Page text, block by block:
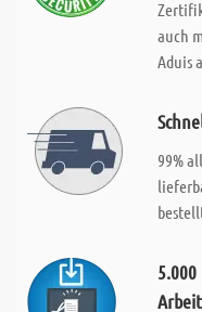
auch
Aduis
99%